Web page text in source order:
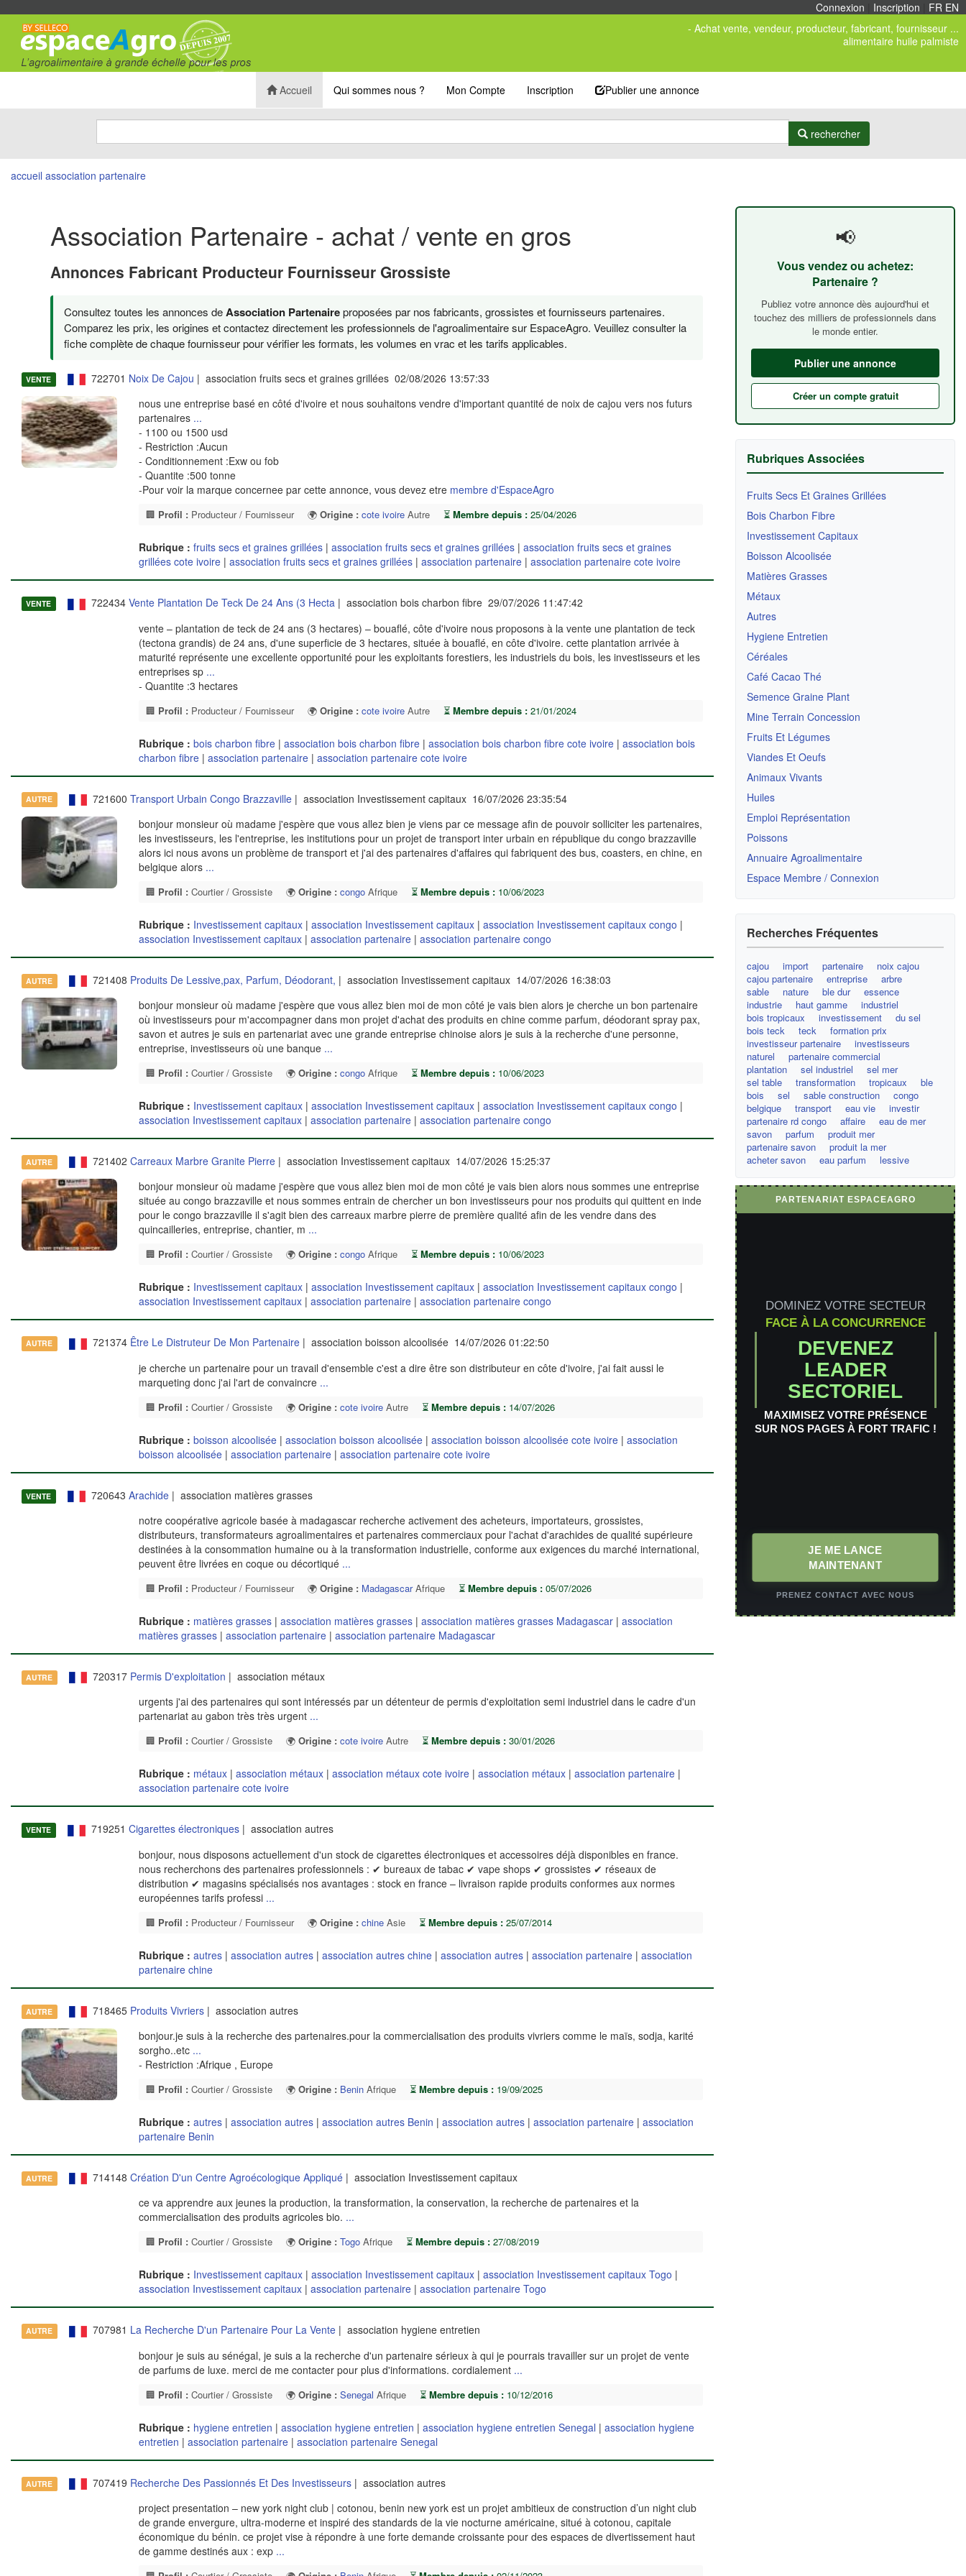
Connexion Inscription FR EN
- Achat vente, vendeur, producteur, fabricant, fournisseur ...
alimentaire huile palmiste
Accueil Qui sommes nous ? Mon Compte Inscription Publier une annonce
rechercher
accueil association partenaire
Association Partenaire - achat / vente en gros
Annonces Fabricant Producteur Fournisseur Grossiste
Consultez toutes les annonces deAssociation Partenaireproposées par nos fabricants, grossistes et fournisseurs partenaires.
Comparez les prix, les origines et contactez directement les professionnels de l'agroalimentaire sur EspaceAgro. Veuillez consulter la
fiche complète de chaque fournisseur pour vérifier les formats, les volumes en vrac et les tarifs applicables.
VENTE 722701 Noix De Cajou | association fruits secs et graines grillées 02/08/2026 13:57:33
nous une entreprise basé en côté d'ivoire et nous souhaitons vendre d'important quantité de noix de cajou vers nos futurs
partenaires ...
- 1100 ou 1500 usd
- Restriction :Aucun
- Conditionnement :Exw ou fob
- Quantite :500 tonne
-Pour voir la marque concernee par cette annonce, vous devez etre membre d'EspaceAgro
🏢 Profil :Producteur / Fournisseur 🌍 Origine : cote ivoireAutre ⏳ Membre depuis :25/04/2026
Rubrique : fruits secs et graines grillées | association fruits secs et graines grillées| association fruits secs et graines
grillées cote ivoire| association fruits secs et graines grillées| association partenaire| association partenaire cote ivoire
VENTE 722434 Vente Plantation De Teck De 24 Ans (3 Hecta| association bois charbon fibre 29/07/2026 11:47:42
vente – plantation de teck de 24 ans (3 hectares) – bouaflé, côte d'ivoire nous proposons à la vente une plantation de teck
(tectona grandis) de 24 ans, d'une superficie de 3 hectares, située à bouaflé, en côte d'ivoire. cette plantation arrivée à
maturité représente une excellente opportunité pour les exploitants forestiers, les industriels du bois, les investisseurs et les
entreprises sp ...
- Quantite :3 hectares
🏢 Profil :Producteur / Fournisseur 🌍 Origine : cote ivoireAutre ⏳ Membre depuis :21/01/2024
Rubrique : bois charbon fibre | association bois charbon fibre| association bois charbon fibre cote ivoire| association bois
charbon fibre| association partenaire| association partenaire cote ivoire
AUTRE 721600 Transport Urbain Congo Brazzaville| association Investissement capitaux 16/07/2026 23:35:54
bonjour monsieur où madame j'espère que vous allez bien je viens par ce message afin de pouvoir solliciter les partenaires,
les investisseurs, les l'entreprise, les institutions pour un projet de transport inter urbain en république du congo brazzaville
alors ici nous avons un problème de transport et j'ai des partenaires d'affaires qui fabriquent des bus, coasters, en chine, en
belgique alors ...
🏢 Profil :Courtier / Grossiste 🌍 Origine : congoAfrique ⏳ Membre depuis :10/06/2023
Rubrique : Investissement capitaux | association Investissement capitaux| association Investissement capitaux congo |
association Investissement capitaux| association partenaire| association partenaire congo
AUTRE 721408 Produits De Lessive,pax, Parfum, Déodorant, | association Investissement capitaux 14/07/2026 16:38:03
bonjour monsieur où madame j'espère que vous allez bien moi de mon côté je vais bien alors je cherche un bon partenaire
où investisseurs pour m'accompagner dans mon projet d'achat des produits en chine comme parfum, déodorant spray pax,
savon et autres je suis en partenariat avec une grande entreprise chinoise alors je suis à la recherche d'une personne,
entreprise, investisseurs où une banque ...
🏢 Profil :Courtier / Grossiste 🌍 Origine : congoAfrique ⏳ Membre depuis :10/06/2023
Rubrique : Investissement capitaux | association Investissement capitaux| association Investissement capitaux congo |
association Investissement capitaux| association partenaire| association partenaire congo
AUTRE 721402 Carreaux Marbre Granite Pierre| association Investissement capitaux 14/07/2026 15:25:37
bonjour monsieur où madame j'espère que vous allez bien moi de mon côté je vais bien alors nous sommes une entreprise
située au congo brazzaville et nous sommes entrain de chercher un bon investisseurs pour nos produits qui quittent en inde
pour le congo brazzaville il s'agit bien des carreaux marbre pierre de première qualité afin de les vendre dans des
quincailleries, entreprise, chantier, m ...
🏢 Profil :Courtier / Grossiste 🌍 Origine : congoAfrique ⏳ Membre depuis :10/06/2023
Rubrique : Investissement capitaux | association Investissement capitaux| association Investissement capitaux congo |
association Investissement capitaux| association partenaire| association partenaire congo
AUTRE 721374 Être Le Distruteur De Mon Partenaire| association boisson alcoolisée 14/07/2026 01:22:50
je cherche un partenaire pour un travail d'ensemble c'est a dire être son distributeur en côte d'ivoire, j'ai fait aussi le
marqueting donc j'ai l'art de convaincre ...
🏢 Profil :Courtier / Grossiste 🌍 Origine : cote ivoireAutre ⏳ Membre depuis :14/07/2026
Rubrique : boisson alcoolisée | association boisson alcoolisée| association boisson alcoolisée cote ivoire| association
boisson alcoolisée| association partenaire| association partenaire cote ivoire
VENTE 720643 Arachide| association matières grasses
notre coopérative agricole basée à madagascar recherche activement des acheteurs, importateurs, grossistes,
distributeurs, transformateurs agroalimentaires et partenaires commerciaux pour l'achat d'arachides de qualité supérieure
destinées à la consommation humaine ou à la transformation industrielle, conforme aux exigences du marché international,
peuvent être livrées en coque ou décortiqué ...
🏢 Profil :Producteur / Fournisseur 🌍 Origine : MadagascarAfrique ⏳ Membre depuis :05/07/2026
Rubrique : matières grasses | association matières grasses| association matières grasses Madagascar| association
matières grasses| association partenaire| association partenaire Madagascar
AUTRE 720317 Permis D'exploitation | association métaux
urgents j'ai des partenaires qui sont intéressés par un détenteur de permis d'exploitation semi industriel dans le cadre d'un
partenariat au gabon très très urgent ...
🏢 Profil :Courtier / Grossiste 🌍 Origine : cote ivoireAutre ⏳ Membre depuis :30/01/2026
Rubrique : métaux | association métaux| association métaux cote ivoire| association métaux| association partenaire|
association partenaire cote ivoire
VENTE 719251 Cigarettes électroniques| association autres
bonjour, nous disposons actuellement d'un stock de cigarettes électroniques et accessoires déjà disponibles en france.
nous recherchons des partenaires professionnels : ✔ bureaux de tabac ✔ vape shops ✔ grossistes ✔ réseaux de
distribution ✔ magasins spécialisés nos avantages : stock en france – livraison rapide produits conformes aux normes
européennes tarifs professi ...
🏢 Profil :Producteur / Fournisseur 🌍 Origine : chineAsie ⏳ Membre depuis :25/07/2014
Rubrique : autres | association autres| association autres chine| association autres| association partenaire| association
partenaire chine
AUTRE 718465 Produits Vivriers| association autres
bonjour.je suis à la recherche des partenaires.pour la commercialisation des produits vivriers comme le maïs, sodja, karité
sorgho..etc ...
- Restriction :Afrique , Europe
🏢 Profil :Courtier / Grossiste 🌍 Origine : BeninAfrique ⏳ Membre depuis :19/09/2025
Rubrique : autres | association autres| association autres Benin | association autres| association partenaire| association
partenaire Benin
AUTRE 714148 Création D'un Centre Agroécologique Appliqué| association Investissement capitaux
ce va apprendre aux jeunes la production, la transformation, la conservation, la recherche de partenaires et la
commercialisation des produits agricoles bio. ...
🏢 Profil :Courtier / Grossiste 🌍 Origine : TogoAfrique ⏳ Membre depuis :27/08/2019
Rubrique : Investissement capitaux | association Investissement capitaux| association Investissement capitaux Togo |
association Investissement capitaux| association partenaire| association partenaire Togo
AUTRE 707981 La Recherche D'un Partenaire Pour La Vente| association hygiene entretien
bonjour je suis au sénégal, je suis a la recherche d'un partenaire sérieux à qui je pourrais travailler sur un projet de vente
de parfums de luxe. merci de me contacter pour plus d'informations. cordialement ...
🏢 Profil :Courtier / Grossiste 🌍 Origine : Senegal Afrique ⏳ Membre depuis :10/12/2016
Rubrique : hygiene entretien | association hygiene entretien | association hygiene entretien Senegal | association hygiene
entretien | association partenaire| association partenaire Senegal
AUTRE 707419 Recherche Des Passionnés Et Des Investisseurs| association autres
project presentation – new york night club | cotonou, benin new york est un projet ambitieux de construction d’un night club
de grande envergure, ultra-moderne et inspiré des standards de la vie nocturne américaine, situé à cotonou, capitale
économique du bénin. ce projet vise à répondre à une forte demande croissante pour des espaces de divertissement haut
de gamme destinés aux : exp ...
📢
Vous vendez ou achetez:
Partenaire ?
Publiez votre annonce dès aujourd'hui et
touchez des milliers de professionnels dans
le monde entier.
Publier une annonce
Créer un compte gratuit
Rubriques Associées
Fruits Secs Et Graines Grillées
Bois Charbon Fibre
Investissement Capitaux
Boisson Alcoolisée
Matières Grasses
Métaux
Autres
Hygiene Entretien
Céréales
Café Cacao Thé
Semence Graine Plant
Mine Terrain Concession
Fruits Et Légumes
Viandes Et Oeufs
Animaux Vivants
Huiles
Emploi Représentation
Poissons
Annuaire Agroalimentaire
Espace Membre / Connexion
Recherches Fréquentes
cajou import partenaire
noix cajou
cajou partenaire
entreprise
arbre
sable
nature ble dur
essence
industrie
haut gamme
industriel
bois tropicaux
investissement
du sel
bois teck
teck
formation prix
investisseur partenaire
investisseurs
naturel
partenaire commercial
plantation
sel industriel
sel mer
sel table
transformation tropicaux
ble
bois
sel sable construction
congo
belgique
transport eau vie
investir
partenaire rd congo
affaire
eau de mer
savon
parfum
produit mer
partenaire savon
produit la mer
acheter savon
eau parfum lessive
PARTENARIAT ESPACEAGRO
DOMINEZ VOTRE SECTEUR
FACE À LA CONCURRENCE
DEVENEZ
LEADER
SECTORIEL
MAXIMISEZ VOTRE PRÉSENCE
SUR NOS PAGES À FORT TRAFIC !
JE ME LANCE
MAINTENANT
PRENEZ CONTACT AVEC NOUS